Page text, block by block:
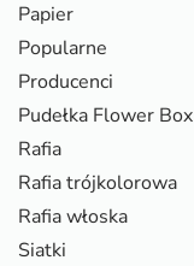
Papier
Popularne
Producenci
Pudełka Flower Box
Rafia
Rafia trójkolorowa
Rafia włoska
Siatki